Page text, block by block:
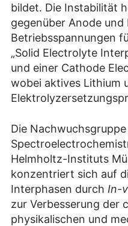
bildet. Die Instabilität
gegenüber Anode
Betriebsspannungen
„Solid Electrolyte
und einer Cathode
wobei aktives Lithium
Die
Helmholtz-Instituts
konzentriert sich auf
Interphasen durch In-
zur Verbesserung der
physikalischen und